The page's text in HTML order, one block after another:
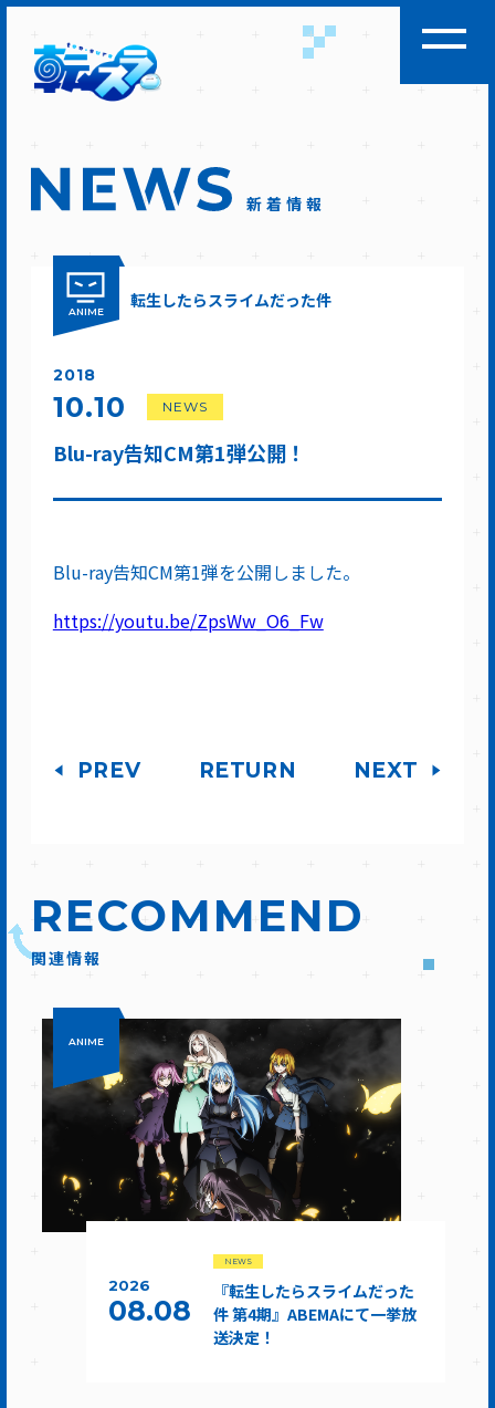
新着情報
ANIME
転生したらスライムだった件
Blu-ray告知CM第1弾公開！
NEWS
2018
10.10
Blu-ray告知CM第1弾を公開しました。
https://youtu.be/ZpsWw_O6_Fw
PREV RETURN NEXT
RECOMMEND
関連情報
ANIME
2026
08.08
NEWS
『転生したらスライムだった
件 第4期』ABEMAにて一挙放
送決定！